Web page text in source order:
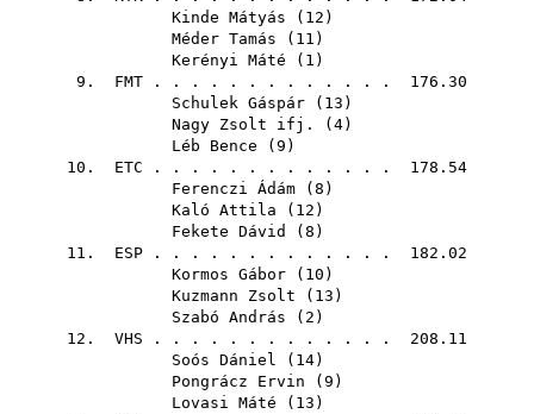
Kinde Mátyás ( 12 )
Méder Tamás ( 11 )
Kerényi Máté ( 1 )
9. FMT . . . . . . . . . . . . . 176.30
Schulek Gáspár ( 13 )
Nagy Zsolt ifj.
( 4)
Léb Bence ( 9 )
10. ETC . . . . . . . . . . . . . 178.54
Ferenczi Ádám ( 8 )
Kaló Attila ( 12 )
Fekete Dávid
( 8 )
11. ESP . . . . . . . . . . . . . 182.02
Kormos Gábor ( 10 )
Kuzmann Zsolt ( 13 )
Szabó András ( 2 )
12. VHS . . . . . . . . . . . . . 208.11
Soós Dániel ( 14)
Pongrácz Ervin ( 9 )
Lovasi Máté ( 13 )